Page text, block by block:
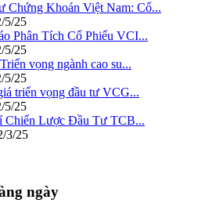
Chứng Khoán Việt Nam: Cổ...
5/25
Phân Tích Cổ Phiếu VCI...
5/25
vọng ngành cao su...
5/25
triển vọng đầu tư VCG...
5/25
Chiến Lược Đầu Tư TCB...
3/25
ngày